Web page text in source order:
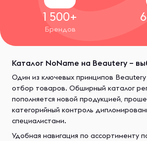
1 500+
Брендов
Каталог NoName на Beautery –
Один из ключевых принципов
отбор товаров. Обширный каталог
пополняется новой продукцией,
категорийный контроль
специалистами.
Удобная навигация по ассортименту